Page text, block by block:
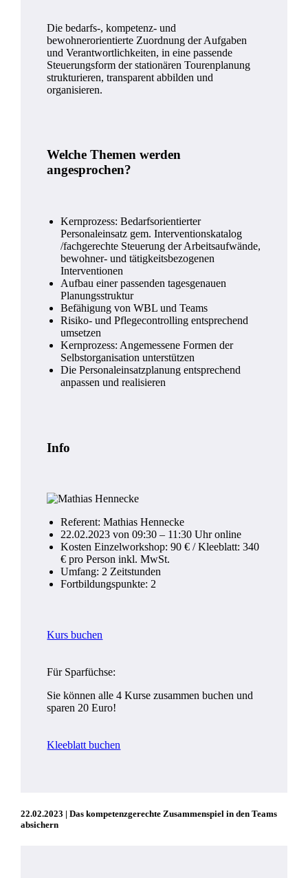
Die bedarfs-, kompetenz- und
bewohnerorientierte Zuordnung der Aufgaben
und Verantwortlichkeiten, in eine passende
Steuerungsform der stationären Tourenplanung
strukturieren, transparent abbilden und
organisieren.
Welche Themen werden
angesprochen?
Kernprozess: Bedarfsorientierter
Personaleinsatz gem. Interventionskatalog
/fachgerechte Steuerung der Arbeitsaufwände,
bewohner- und tätigkeitsbezogenen
Interventionen
Aufbau einer passenden tagesgenauen
Planungsstruktur
Befähigung von WBL und Teams
Risiko- und Pflegecontrolling entsprechend
umsetzen
Kernprozess: Angemessene Formen der
Selbstorganisation unterstützen
Die Personaleinsatzplanung entsprechend
anpassen und realisieren
Info
Referent: Mathias Hennecke
22.02.2023 von 09:30 – 11:30 Uhr online
Kosten Einzelworkshop: 90 € / Kleeblatt: 340
€ pro Person inkl. MwSt.
Umfang: 2 Zeitstunden
Fortbildungspunkte: 2
Kurs buchen
Für Sparfüchse:
Sie können alle 4 Kurse zusammen buchen und
sparen 20 Euro!
Kleeblatt buchen
22.02.2023 | Das kompetenzgerechte Zusammenspiel in den Teams
absichern